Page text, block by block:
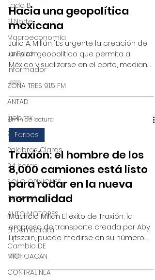
Lado B
El Norte
Macroeconomía
La Razón
Informador
ZONA TRES 91.5 FM
ANTAD
gob.mx
Zócalo
Palabras Claras
24 horas
SOLO OPINIONES
Expansión
AUTO MOTORES
El Demócrata
Cambio DE
MICHOACÁN
CONTRALINEA
Hacia una geopolítica
mexicana
Julio A. Millán "Es urgente la creación de
un plan geopolítico que permita a
México visualizarse en el corto, mediano
y largo plazo." La...
1 min de lectura
Forbes
Traxión: el hombre de los
8,000 camiones está listo
para rodar en la nueva
normalidad
Mauricio Millán El éxito de Traxión, la
empresa de transporte creada por Aby
Lijtszain, puede medirse en su número
de unidades, que ha...